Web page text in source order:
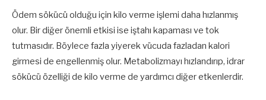
Ödem sökücü olduğu için kilo verme işlemi daha hızlanmış
olur. Bir diğer önemli etkisi ise iştahı kapaması ve tok
tutmasıdır. Böylece fazla yiyerek vücuda fazladan kalori
girmesi de engellenmiş olur. Metabolizmayı hızlandırıp, idrar
sökücü özelliği de kilo verme de yardımcı diğer etkenlerdir.